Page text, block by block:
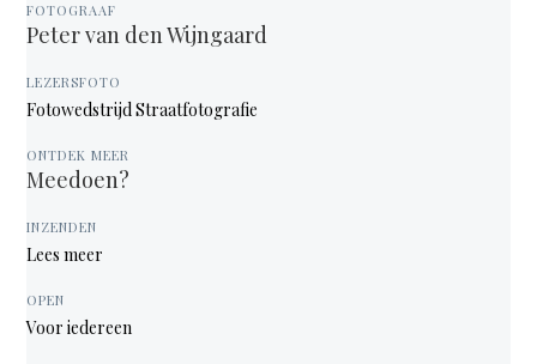
FOTOGRAAF
Peter van den Wijngaard
LEZERSFOTO
Fotowedstrijd Straatfotografie
ONTDEK MEER
Meedoen?
INZENDEN
Lees meer
OPEN
Voor iedereen